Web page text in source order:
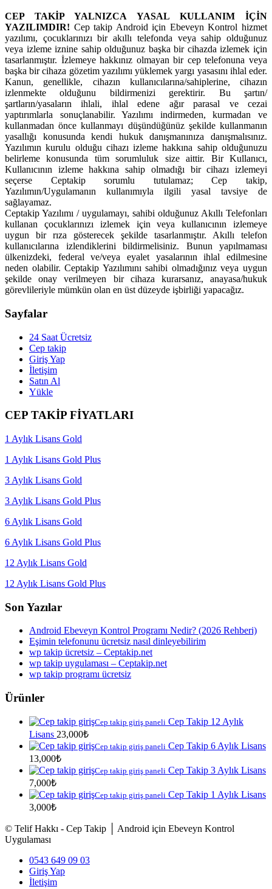
CEP TAKİP YALNIZCA YASAL KULLANIM İÇİN
YAZILIMDIR! Cep takip Android için Ebeveyn Kontrol hizmet
yazılımı, çocuklarınızı bir akıllı telefonda veya sahip olduğunuz
veya izleme iznine sahip olduğunuz başka bir cihazda izlemek için
tasarlanmıştır. İzlemeye hakkınız olmayan bir cep telefonuna veya
başka bir cihaza gözetim yazılımı yüklemek yargı yasasını ihlal eder.
Kanun, genellikle, cihazın kullanıcılarına/sahiplerine, cihazın
izlenmekte olduğunu bildirmenizi gerektirir. Bu şartın/
şartların/yasaların ihlali, ihlal edene ağır parasal ve cezai
yaptırımlarla sonuçlanabilir. Yazılımı indirmeden, kurmadan ve
kullanmadan önce kullanmayı düşündüğünüz şekilde kullanmanın
yasallığı konusunda kendi hukuk danışmanınıza danışmalısınız.
Yazılımın kurulu olduğu cihazı izleme hakkına sahip olduğunuzu
belirleme konusunda tüm sorumluluk size aittir. Bir Kullanıcı,
Kullanıcının izleme hakkına sahip olmadığı bir cihazı izlemeyi
seçerse Ceptakip sorumlu tutulamaz; Cep takip,
Yazılımın/Uygulamanın kullanımıyla ilgili yasal tavsiye de
sağlayamaz.
Ceptakip Yazılımı / uygulamayı, sahibi olduğunuz Akıllı Telefonları
kullanan çocuklarınızı izlemek için veya kullanıcının izlemeye
uygun bir rıza gösterecek şekilde tasarlanmıştır. Akıllı telefon
kullanıcılarına izlendiklerini bildirmelisiniz. Bunun yapılmaması
ülkenizdeki, federal ve/veya eyalet yasalarının ihlal edilmesine
neden olabilir. Ceptakip Yazılımını sahibi olmadığınız veya uygun
şekilde onay verilmeyen bir cihaza kurarsanız, anayasa/hukuk
görevlileriyle mümkün olan en üst düzeyde işbirliği yapacağız.
Sayfalar
24 Saat Ücretsiz
Cep takip
Giriş Yap
İletişim
Satın Al
Yükle
CEP TAKİP FİYATLARI
1 Aylık Lisans Gold
1 Aylık Lisans Gold Plus
3 Aylık Lisans Gold
3 Aylık Lisans Gold Plus
6 Aylık Lisans Gold
6 Aylık Lisans Gold Plus
12 Aylık Lisans Gold
12 Aylık Lisans Gold Plus
Son Yazılar
Android Ebeveyn Kontrol Programı Nedir? (2026 Rehberi)
Eşimin telefonunu ücretsiz nasıl dinleyebilirim
wp takip ücretsiz – Ceptakip.net
wp takip uygulaması – Ceptakip.net
wp takip programı ücretsiz
Ürünler
Cep takip giriş paneli Cep Takip 12 Aylık
Lisans 23,000₺
Cep takip giriş paneli Cep Takip 6 Aylık Lisans
13,000₺
Cep takip giriş paneli Cep Takip 3 Aylık Lisans
7,000₺
Cep takip giriş paneli Cep Takip 1 Aylık Lisans
3,000₺
© Telif Hakkı - Cep Takip │ Android için Ebeveyn Kontrol
Uygulaması
0543 649 09 03
Giriş Yap
İletişim